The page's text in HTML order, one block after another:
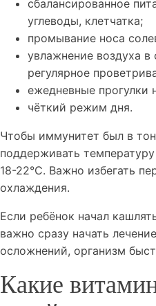
сбалансированное
углеводы, клетчатка;
промывание носа
увлажнение воздуха в
регулярное
ежедневные прогулки
чёткий режим дня.
Чтобы иммунитет был в
поддерживать
18-22°C. Важно избегать
охлаждения.
Если ребёнок начал
важно сразу начать
осложнений, организм
Какие